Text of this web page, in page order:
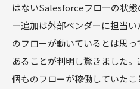
はないSalesforceフローの状
ー追加は外部ベンダーに担当
のフローが動いているとは思
あることが判明し驚きました
個ものフローが稼働していた